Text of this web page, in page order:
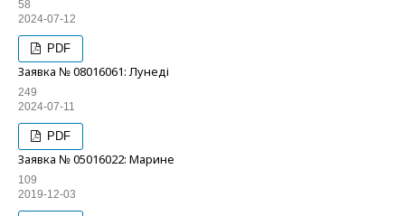
58
2024-07-12
PDF
Заявка № 08016061: Лунеді
249
2024-07-11
PDF
Заявка № 05016022: Марине
109
2019-12-03